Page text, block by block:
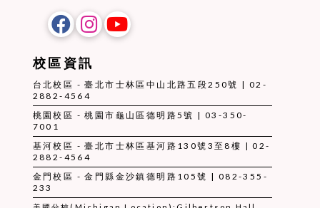
校區資訊
台北校區 - 臺北市士林區中山北路五段250號 | 02-
2882-4564
桃園校區 - 桃園市龜山區德明路5號 | 03-350-
7001
基河校區 - 臺北市士林區基河路130號3至8樓 | 02-
2882-4564
金門校區 - 金門縣金沙鎮德明路105號 | 082-355-
233